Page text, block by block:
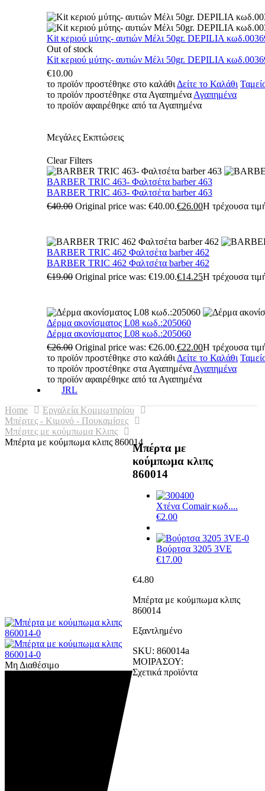
Kit κεριού μύτης- αυτιών Μέλι 50gr. DEPILIA
Out of stock
Kit κεριού μύτης- αυτιών Μέλι 50gr. DEPILIA
€10.00
το προϊόν προστέθηκε στο καλάθι Δείτε το Καλάθι
το προϊόν προστέθηκε στα Αγαπημένα Αγαπημένα
το προϊόν αφαιρέθηκε από τα Αγαπημένα
Μεγάλες Εκπτώσεις
Clear Filters
BARBER TRIC 463- Φαλτσέτα barber 463
BARBER TRIC 463- Φαλτσέτα barber 463
€40.00 Original price was: €40.00.€26.00Η τρέχουσα
BARBER TRIC 462 Φαλτσέτα barber 462
BARBER TRIC 462 Φαλτσέτα barber 462
€19.00 Original price was: €19.00.€14.25Η τρέχουσα
Δέρμα ακονίσματος L08 κωδ.:205060
Δέρμα ακονίσματος L08 κωδ.:205060
€26.00 Original price was: €26.00.€22.00Η τρέχουσα
το προϊόν προστέθηκε στο καλάθι Δείτε το Καλάθι
το προϊόν προστέθηκε στα Αγαπημένα Αγαπημένα
το προϊόν αφαιρέθηκε από τα Αγαπημένα
JRL
Home
Εργαλεία Κομμωτηρίου
Μπέρτες - Κιμονό - Πουκαμίσες
Μπέρτες με κούμπωμα Κλιπς
Μπέρτα με κούμπωμα κλιπς 860014
Μη Διαθέσιμο
Μπέρτα με
κούμπωμα κλιπς
860014
Χτένα Comair κωδ....
€2.00
Βούρτσα 3205 3VE
€17.00
€4.80
Μπέρτα με κούμπωμα κλιπς
860014
Εξαντλημένο
SKU: 860014a
ΜΟΙΡΑΣΟΥ:
Σχετικά προϊόντα